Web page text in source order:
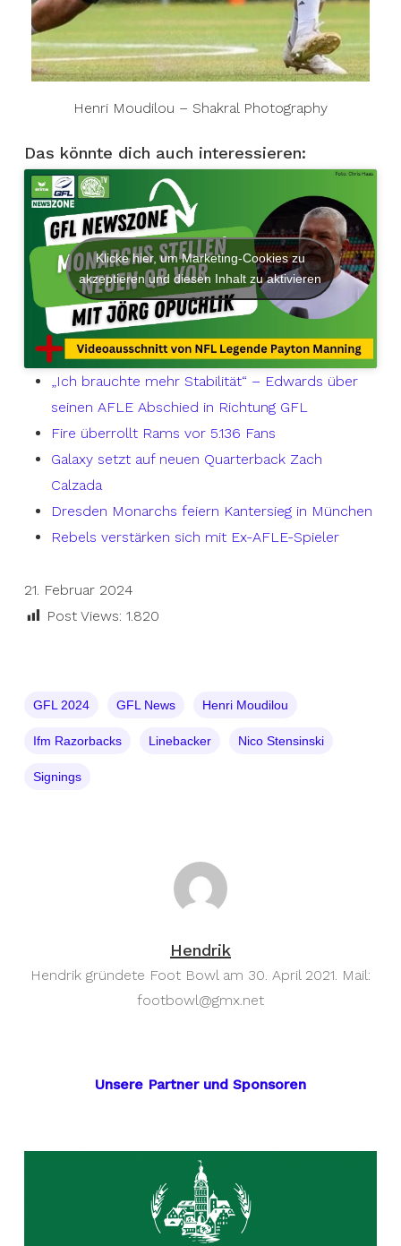
Henri Moudilou – Shakral Photography
Das könnte dich auch interessieren:
Klicke hier, um Marketing-Cookies zu
akzeptieren und diesen Inhalt zu aktivieren
„Ich brauchte mehr Stabilität“ – Edwards über
seinen AFLE Abschied in Richtung GFL
Fire überrollt Rams vor 5.136 Fans
Galaxy setzt auf neuen Quarterback Zach
Calzada
Dresden Monarchs feiern Kantersieg in München
Rebels verstärken sich mit Ex-AFLE-Spieler
21. Februar 2024
Post Views: 1.820
GFL 2024 GFL News Henri Moudilou
Ifm Razorbacks Linebacker Nico Stensinski
Signings
Hendrik
Hendrik gründete Foot Bowl am 30. April 2021. Mail:
footbowl@gmx.net
Unsere Partner und Sponsoren